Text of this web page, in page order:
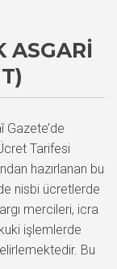
ASGARI
Gazete’de
Tarifesi
hazırlanan bu
nisbi ücretlerde
mercileri, icra
işlemlerde
Bu